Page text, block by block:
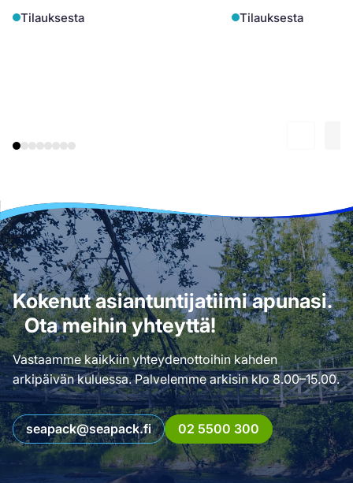
Tilauksesta Tilauksesta
Kokenut asiantuntijatiimi apunasi.
Ota meihin yhteyttä!
Vastaamme kaikkiin yhteydenottoihin kahden
arkipäivän kuluessa. Palvelemme arkisin klo 8.00–15.00.
seapack@seapack.fi 02 5500 300